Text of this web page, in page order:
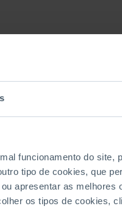
funcionamento do site,
tipo de cookies, que
apresentar as melhores
os tipos de cookies,